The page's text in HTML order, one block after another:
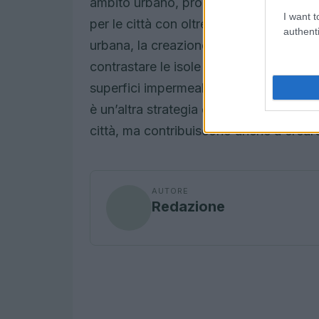
I want
per le città con oltre 60.000 abitanti.
urbana, la creazione di barriere
contrastare le isole di calore. Inoltre,
superfici impermeabili per ripristinare
è un’altra strategia efficace. Questi
città, ma contribuiscono anche a
AUTORE
Redazione